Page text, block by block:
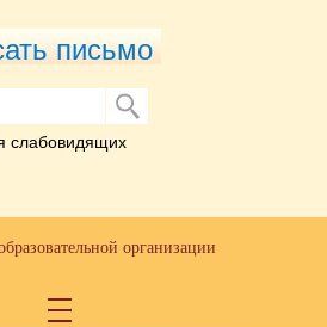
предоставления
предоставления
письмо
слабовидящих
организации